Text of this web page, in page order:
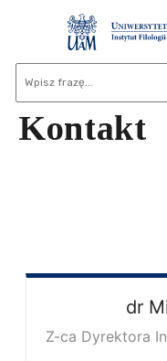
Kontakt
dr
Z-ca Dyrektora